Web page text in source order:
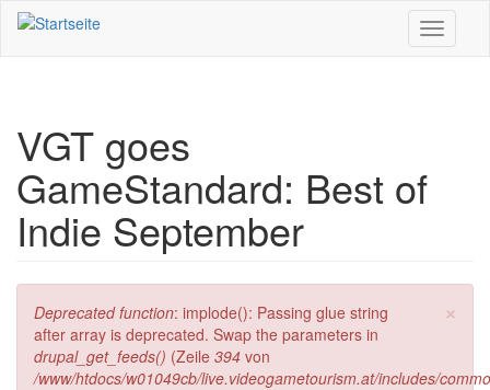
Direkt zum Inhalt
Toggle
VGT goes
GameStandard: Best of
Indie September
×
Fehlermeldung
Deprecated function: implode(): Passing glue string
after array is deprecated. Swap the parameters in
drupal_get_feeds() (Zeile 394 von
/www/htdocs/w01049cb/live.videogametourism.at/includes/